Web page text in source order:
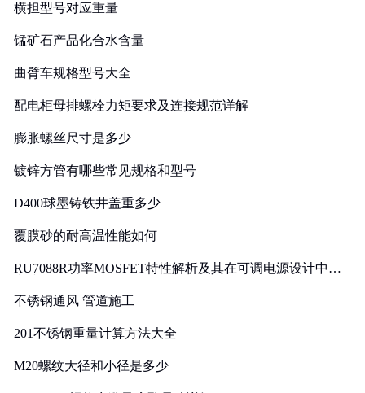
横担型号对应重量
锰矿石产品化合水含量
曲臂车规格型号大全
配电柜母排螺栓力矩要求及连接规范详解
膨胀螺丝尺寸是多少
镀锌方管有哪些常见规格和型号
D400球墨铸铁井盖重多少
覆膜砂的耐高温性能如何
RU7088R功率MOSFET特性解析及其在可调电源设计中的
不锈钢通风 管道施工
201不锈钢重量计算方法大全
M20螺纹大径和小径是多少